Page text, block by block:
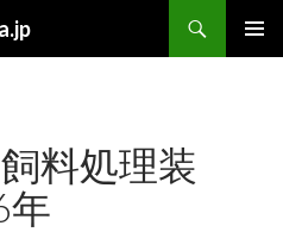
料処理装
年